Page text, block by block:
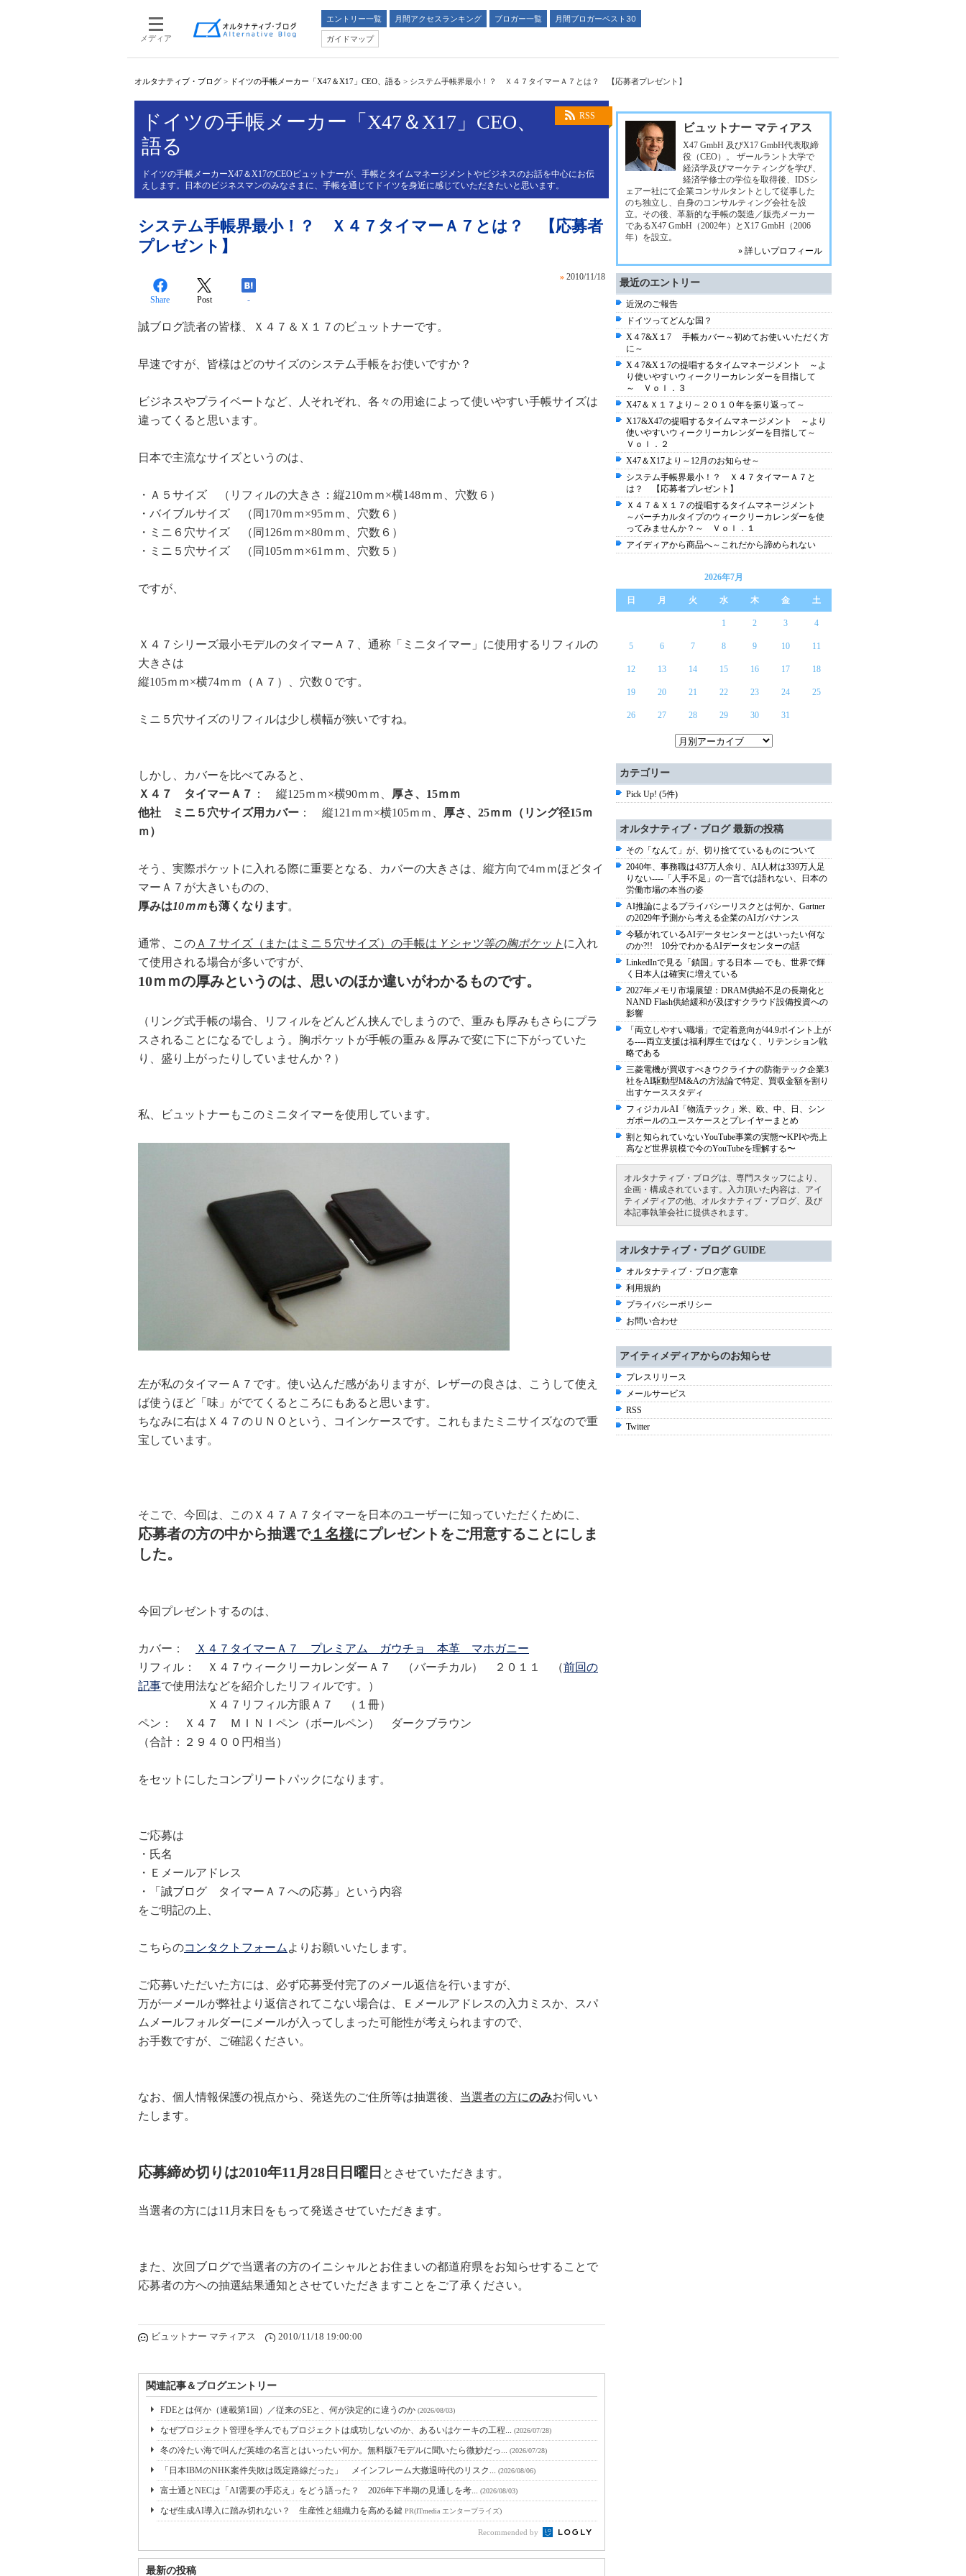
メディア
エントリー一覧 月間アクセスランキング ブロガー一覧
月間ブロガーベスト30
ガイドマップ
オルタナティブ・ブログ > ドイツの手帳メーカー「X47＆X17」CEO、語る > システム手帳界最小！？ Ｘ４７タイマーＡ７とは？ 【応募者プレゼント】
RSS
ドイツの手帳メーカー「X47＆X17」CEO、
語る
ドイツの手帳メーカーX47＆X17のCEOビュットナーが、手帳とタイムマネージメントやビジネスのお話を中心にお伝
えします。日本のビジネスマンのみなさまに、手帳を通じてドイツを身近に感じていただきたいと思います。
システム手帳界最小！？ Ｘ４７タイマーＡ７とは？ 【応募者
プレゼント】
» 2010/11/18
Share Post -
誠ブログ読者の皆様、Ｘ４７＆Ｘ１７のビュットナーです。
早速ですが、皆様はどのサイズのシステム手帳をお使いですか？
ビジネスやプライベートなど、人それぞれ、各々の用途によって使いやすい手帳サイズは
違ってくると思います。
日本で主流なサイズというのは、
・Ａ５サイズ （リフィルの大きさ：縦210ｍｍ×横148ｍｍ、穴数６）
・バイブルサイズ （同170ｍｍ×95ｍｍ、穴数６）
・ミニ６穴サイズ （同126ｍｍ×80ｍｍ、穴数６）
・ミニ５穴サイズ （同105ｍｍ×61ｍｍ、穴数５）
ですが、
Ｘ４７シリーズ最小モデルのタイマーＡ７、通称「ミニタイマー」に使用するリフィルの
大きさは
縦105ｍｍ×横74ｍｍ（Ａ７）、穴数０です。
ミニ５穴サイズのリフィルは少し横幅が狭いですね。
しかし、カバーを比べてみると、
Ｘ４７ タイマーＡ７ ： 縦125ｍｍ×横90ｍｍ、
厚さ、15ｍｍ
他社 ミニ５穴サイズ用カバー ： 縦121ｍｍ×横105ｍｍ、
厚さ、25ｍｍ（リング径15ｍ
ｍ）
そう、実際ポケットに入れる際に重要となる、カバーの大きさは、縦方向で4ｍｍほどタイ
マーＡ７が大きいものの、
厚みは10ｍｍも薄くなります。
通常、この Ａ７サイズ（またはミニ５穴サイズ）の手帳は Ｙシャツ等の胸ポケット に入れ
て使用される場合が多いですが、
10ｍｍの厚みというのは、思いのほか違いがわかるものです。
（リング式手帳の場合、リフィルをどんどん挟んでしまうので、重みも厚みもさらにプラ
スされることになるでしょう。胸ポケットが手帳の重み＆厚みで変に下に下がっていた
り、盛り上がったりしていませんか？）
私、ビュットナーもこのミニタイマーを使用しています。
左が私のタイマーＡ７です。使い込んだ感がありますが、レザーの良さは、こうして使え
ば使うほど「味」がでてくるところにもあると思います。
ちなみに右はＸ４７のＵＮＯという、コインケースです。これもまたミニサイズなので重
宝しています。
そこで、今回は、このＸ４７Ａ７タイマーを日本のユーザーに知っていただくために、
応募者の方の中から抽選で１名様にプレゼントをご用意することにしま
した。
今回プレゼントするのは、
カバー：
Ｘ４７タイマーＡ７ プレミアム ガウチョ 本革 マホガニー
リフィル： Ｘ４７ウィークリーカレンダーＡ７ （バーチカル） ２０１１ （前回の
記事で使用法などを紹介したリフィルです。）
Ｘ４７リフィル方眼Ａ７ （１冊）
ペン： Ｘ４７ ＭＩＮＩペン（ボールペン） ダークブラウン
（合計：２９４００円相当）
をセットにしたコンプリートパックになります。
ご応募は
・氏名
・Ｅメールアドレス
・「誠ブログ タイマーＡ７への応募」という内容
をご明記の上、
こちらのコンタクトフォーム よりお願いいたします。
ご応募いただいた方には、必ず応募受付完了のメール返信を行いますが、
万が一メールが弊社より返信されてこない場合は、Ｅメールアドレスの入力ミスか、スパ
ムメールフォルダーにメールが入ってしまった可能性が考えられますので、
お手数ですが、ご確認ください。
なお、個人情報保護の視点から、発送先のご住所等は抽選後、 当選者の方にのみお伺いい
たします。
応募締め切りは2010年11月28日日曜日 とさせていただきます。
当選者の方には11月末日をもって発送させていただきます。
また、次回ブログで当選者の方のイニシャルとお住まいの都道府県をお知らせすることで
応募者の方への抽選結果通知とさせていただきますことをご了承ください。
ビュットナー マティアス 2010/11/18 19:00:00
関連記事＆ブログエントリー
FDEとは何か（連載第1回）／従来のSEと、何が決定的に違うのか (2026/08/03)
なぜプロジェクト管理を学んでもプロジェクトは成功しないのか、あるいはケーキの工程... (2026/07/28)
冬の冷たい海で叫んだ英雄の名言とはいったい何か。無料版7モデルに聞いたら微妙だっ... (2026/07/28)
「日本IBMのNHK案件失敗は既定路線だった」 メインフレーム大撤退時代のリスク... (2026/08/06)
富士通とNECは「AI需要の手応え」をどう語った？ 2026年下半期の見通しを考... (2026/08/03)
なぜ生成AI導入に踏み切れない？ 生産性と組織力を高める鍵 PR(ITmedia エンタープライズ)
Recommended by
最新の投稿
ビュットナー マティアス
X47 GmbH 及びX17 GmbH代表取締
役（CEO）。 ザールラント大学で
経済学及びマーケティングを学び、
経済学修士の学位を取得後、IDSシ
ェアー社にて企業コンサルタントとして従事した
のち独立し、自身のコンサルティング会社を設
立。その後、革新的な手帳の製造／販売メーカー
であるX47 GmbH（2002年）とX17 GmbH（2006
年）を設立。
» 詳しいプロフィール
最近のエントリー
近況のご報告
ドイツってどんな国？
X４7&X１7 手帳カバー～初めてお使いいただく方
に～
X４7&X１7の提唱するタイムマネージメント ～よ
り使いやすいウィークリーカレンダーを目指して
～ Ｖｏｌ．３
X47＆Ｘ１７より～２０１０年を振り返って～
X17&X47の提唱するタイムマネージメント ～より
使いやすいウィークリーカレンダーを目指して～
Ｖｏｌ．２
X47＆X17より～12月のお知らせ～
システム手帳界最小！？ Ｘ４７タイマーＡ７と
は？ 【応募者プレゼント】
Ｘ４７＆Ｘ１７の提唱するタイムマネージメント
～バーチカルタイプのウィークリーカレンダーを使
ってみませんか？～ Ｖｏｌ．１
アイディアから商品へ～これだから諦められない
2026年7月
日 月 火 水 木 金 土
1 2 3 4
5 6 7 8 9 10 11
12 13 14 15 16 17 18
19 20 21 22 23 24 25
26 27 28 29 30 31
カテゴリー
Pick Up! (5件)
オルタナティブ・ブログ 最新の投稿
その「なんて」が、切り捨てているものについて
2040年、事務職は437万人余り、AI人材は339万人足
りない----「人手不足」の一言では語れない、日本の
労働市場の本当の姿
AI推論によるプライバシーリスクとは何か、Gartner
の2029年予測から考える企業のAIガバナンス
今騒がれているAIデータセンターとはいったい何な
のか?!! 10分でわかるAIデータセンターの話
LinkedInで見る「鎖国」する日本 ― でも、世界で輝
く日本人は確実に増えている
2027年メモリ市場展望：DRAM供給不足の長期化と
NAND Flash供給緩和が及ぼすクラウド設備投資への
影響
「両立しやすい職場」で定着意向が44.9ポイント上が
る----両立支援は福利厚生ではなく、リテンション戦
略である
三菱電機が買収すべきウクライナの防衛テック企業3
社をAI駆動型M&Aの方法論で特定、買収金額を割り
出すケーススタディ
フィジカルAI「物流テック」米、欧、中、日、シン
ガポールのユースケースとプレイヤーまとめ
割と知られていないYouTube事業の実態〜KPIや売上
高など世界規模で今のYouTubeを理解する〜
オルタナティブ・ブログは、専門スタッフにより、
企画・構成されています。入力頂いた内容は、アイ
ティメディアの他、オルタナティブ・ブログ、及び
本記事執筆会社に提供されます。
オルタナティブ・ブログ GUIDE
オルタナティブ・ブログ憲章
利用規約
プライバシーポリシー
お問い合わせ
アイティメディアからのお知らせ
プレスリリース
メールサービス
RSS
Twitter